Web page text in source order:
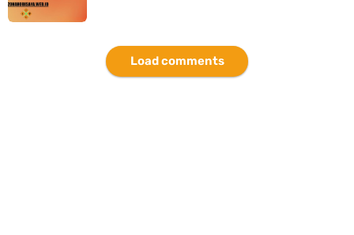
7 Fakta Queen One Piece, All Star Yang Jadi Penanggung Jawab
Penjara Udon
Load comments